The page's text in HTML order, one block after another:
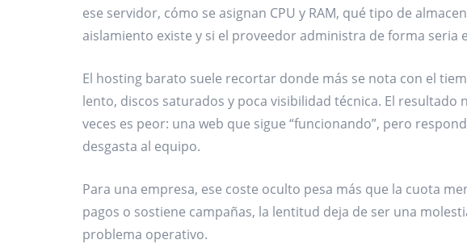
ese servidor, cómo se asignan CPU y RAM, qué tipo de
aislamiento existe y si el proveedor administra de forma seria
El hosting barato suele recortar donde más se nota con el
lento, discos saturados y poca visibilidad técnica. El resultado
veces es peor: una web que sigue “funcionando”, pero
desgasta al equipo.
Para una empresa, ese coste oculto pesa más que la cuota
pagos o sostiene campañas, la lentitud deja de ser una
problema operativo.